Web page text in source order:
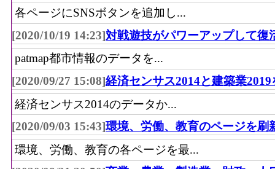
各ページにSNSボタンを追加し...
[2020/10/19 14:23]対戦遊技がパワーアップして復
patmap都市情報のデータを...
[2020/09/27 15:08]経済センサス2014と建築業2019
経済センサス2014のデータか...
[2020/09/03 15:43]環境、労働、教育のページを刷
環境、労働、教育の各ページを最...